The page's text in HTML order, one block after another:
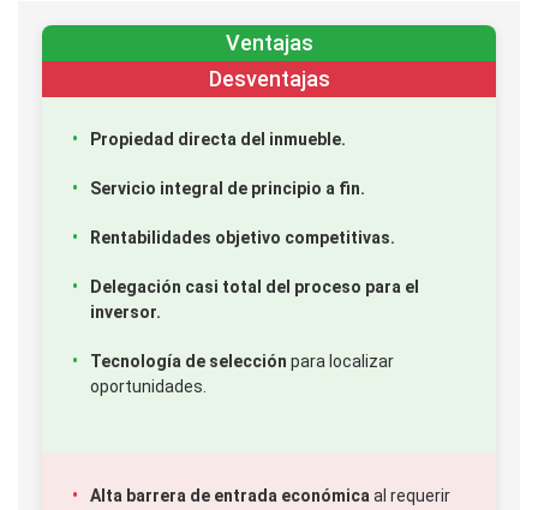
Ventajas
Desventajas
Propiedad directa del inmueble.
Servicio integral de principio a fin.
Rentabilidades objetivo competitivas.
Delegación casi total del proceso para el
inversor.
Tecnología de selección para localizar
oportunidades.
Alta barrera de entrada económica al requerir